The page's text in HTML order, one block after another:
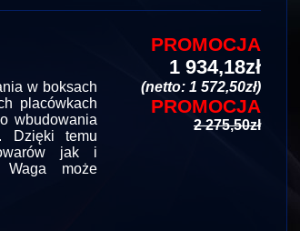
w boksach
placówkach
wbudowania
Dzięki temu
jak i
Waga może
PROMOCJA
1 934,18zł
(netto: 1 572,50zł)
PROMOCJA
2 275,50zł